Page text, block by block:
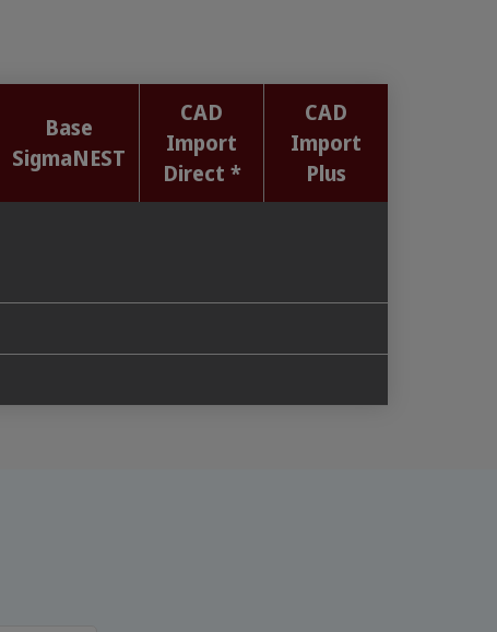
Base
SigmaNEST
CAD
Import
Direct *
CAD
Import
Plus